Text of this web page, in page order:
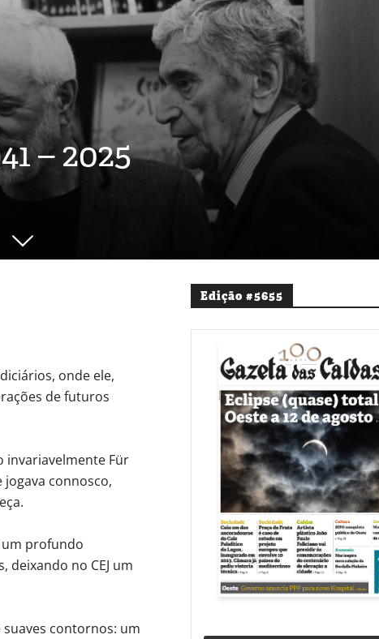
– 2025
onde ele,
de futuros
invariavelmente Für
connosco,
profundo
no CEJ um
contornos: um
Edição #5655